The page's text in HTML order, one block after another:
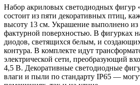
Набор акриловых светодиодных фигур
состоит из пяти декоративных птиц,
высоту 13 см. Украшение выполнено из
фактурной поверхностью. В фигурках
диодов, светящихся белым, и
контура. В комплекте идут
электрической сети, преобразующий
4,5 В. Декоративные светодиодные
влаги и пыли по стандарту IP65 —